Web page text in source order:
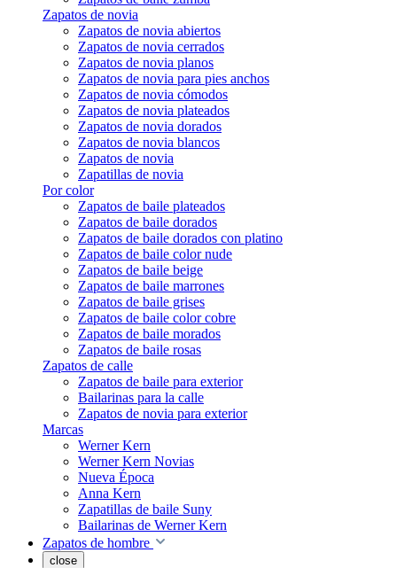
Zapatos de novia
Zapatos de novia abiertos
Zapatos de novia cerrados
Zapatos de novia planos
Zapatos de novia para pies anchos
Zapatos de novia cómodos
Zapatos de novia plateados
Zapatos de novia dorados
Zapatos de novia blancos
Zapatos de novia
Zapatillas de novia
Por color
Zapatos de baile plateados
Zapatos de baile dorados
Zapatos de baile dorados con platino
Zapatos de baile color nude
Zapatos de baile beige
Zapatos de baile marrones
Zapatos de baile grises
Zapatos de baile color cobre
Zapatos de baile morados
Zapatos de baile rosas
Zapatos de calle
Zapatos de baile para exterior
Bailarinas para la calle
Zapatos de novia para exterior
Marcas
Werner Kern
Werner Kern Novias
Nueva Época
Anna Kern
Zapatillas de baile Suny
Bailarinas de Werner Kern
Zapatos de hombre
close